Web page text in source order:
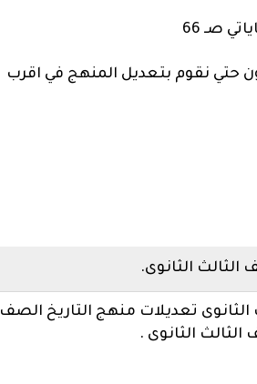
حتي نقوم بتعديل المنهج في اقرب
الثالث الثانوى.
الثانوى تعديلات منهج التاريخ الصف
الثانوى .